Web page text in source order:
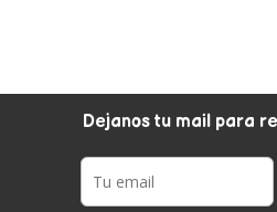
Dejanos tu mail para